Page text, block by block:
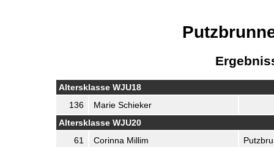
Altersklasse WJU18
136
Marie Schieker
Altersklasse WJU20
61
Corinna Millim